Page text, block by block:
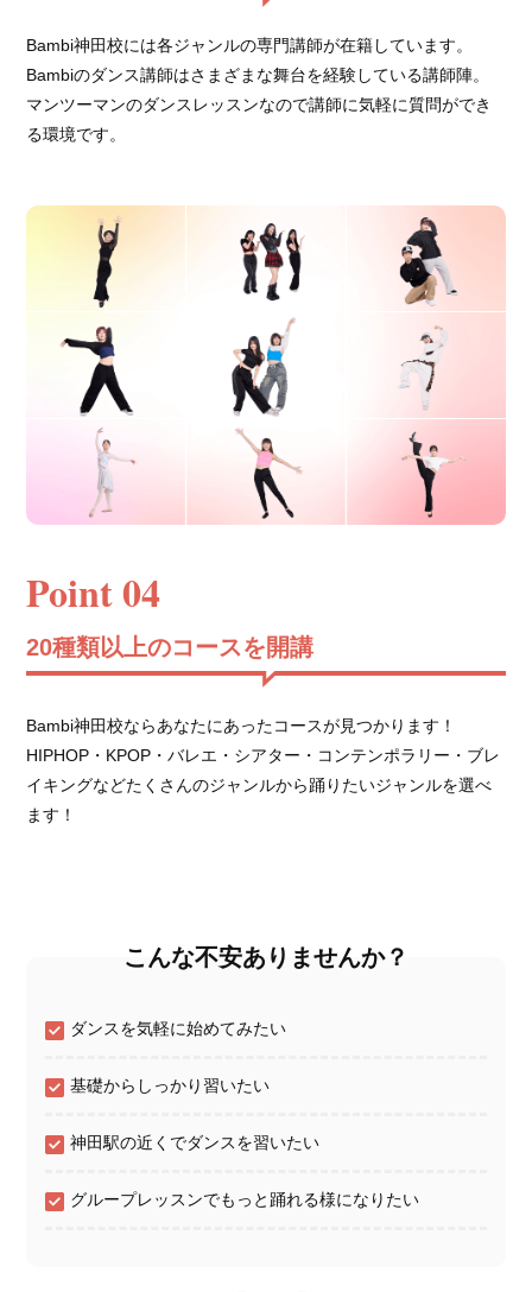
Bambi神田校には各ジャンルの専門講師が在籍しています。
Bambiのダンス講師はさまざまな舞台を経験している講師陣。
マンツーマンのダンスレッスンなので講師に気軽に質問ができ
る環境です。
Point 04
20種類以上のコースを開講
Bambi神田校ならあなたにあったコースが見つかります！
HIPHOP・KPOP・バレエ・シアター・コンテンポラリー・ブレ
イキングなどたくさんのジャンルから踊りたいジャンルを選べ
ます！
こんな不安ありませんか？
ダンスを気軽に始めてみたい
基礎からしっかり習いたい
神田駅の近くでダンスを習いたい
グループレッスンでもっと踊れる様になりたい